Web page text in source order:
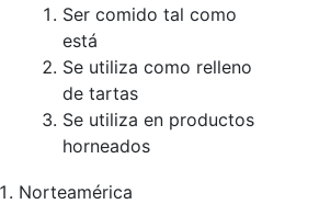
Ser comido tal como
está
Se utiliza como relleno
de tartas
Se utiliza en productos
horneados
Norteamérica